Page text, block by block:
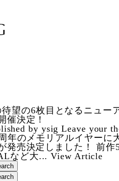
望の6枚目となるニュー
催決定！
by ysig Leave your
年のメモリアルイヤーに
発売決定しました！ 前
など大...View Article